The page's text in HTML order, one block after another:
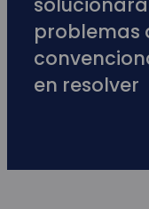
problemas
en resolver